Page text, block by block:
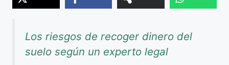
Los riesgos de recoger dinero del
suelo según un experto legal